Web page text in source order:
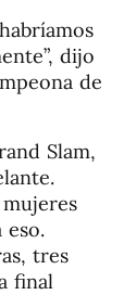
dijo
de
Slam,
eso.
tres
final